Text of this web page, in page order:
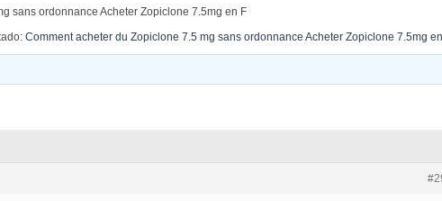
sans ordonnance Acheter Zopiclone 7.5mg en F
Comment acheter du Zopiclone 7.5 mg sans ordonnance Acheter Zopiclone 7.5mg